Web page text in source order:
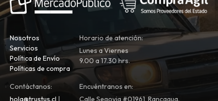
Nosotros
Servicios
Política de Envío
Políticas de compra
Horario de atención:
Lunes a Viernes
9.00 a 17.30 hrs.
Contáctanos:
hola@trustus.cl |
Encuéntranos en:
Calle Segovia #01961, Rancagua.